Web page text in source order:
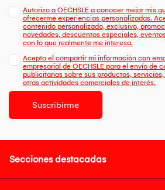
Autorizo a OECHSLE a conocer mejor mis
ofrecerme experiencias personalizadas.
contenido personalizado, exclusivo,
novedades, descuentos especiales,
con lo que realmente me interesa.
Acepto el compartir mi información con
empresarial de OECHSLE para el envío de
publicitarias sobre sus productos,
otras actividades comerciales de interés.
Suscribirme
Secciones destacadas